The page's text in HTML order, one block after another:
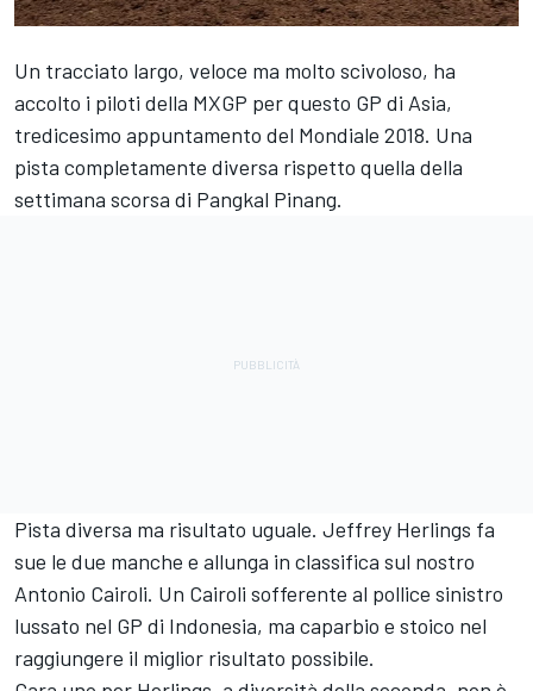
Un tracciato largo, veloce ma molto scivoloso, ha
accolto i piloti della MXGP per questo GP di Asia,
tredicesimo appuntamento del Mondiale 2018. Una
pista completamente diversa rispetto quella della
settimana scorsa di Pangkal Pinang.
Pista diversa ma risultato uguale. Jeffrey Herlings fa
sue le due manche e allunga in classifica sul nostro
Antonio Cairoli. Un Cairoli sofferente al pollice sinistro
lussato nel GP di Indonesia, ma caparbio e stoico nel
raggiungere il miglior risultato possibile.